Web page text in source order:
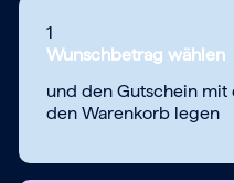
1
Wunschbetrag wählen
und den Gutschein
den Warenkorb legen